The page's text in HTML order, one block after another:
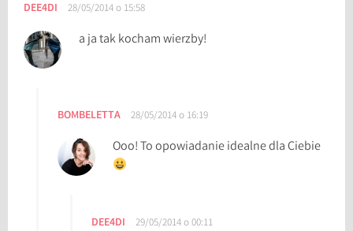
DEE4DI 28/05/2014 o 15:58
a ja tak kocham wierzby!
BOMBELETTA 28/05/2014 o 16:19
Ooo! To opowiadanie idealne dla Ciebie
DEE4DI 29/05/2014 o 00:11